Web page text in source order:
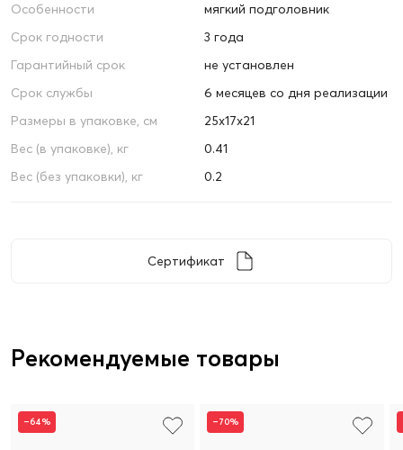
Особенности
мягкий подголовник
Срок годности
3 года
Гарантийный срок
не установлен
Срок службы
6 месяцев со дня реализации
Размеры в упаковке, см
25х17х21
Вес (в упаковке), кг
0.41
Вес (без упаковки), кг
0.2
Сертификат
Рекомендуемые товары
–64% –70%